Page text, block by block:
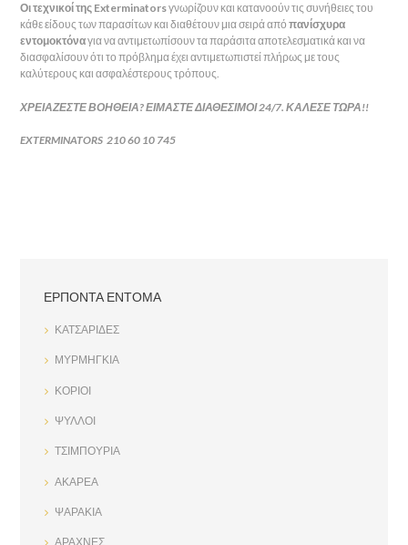
Οι τεχνικοί της Exterminatorsγνωρίζουν και κατανοούν τις συνήθειες του
κάθε είδους των παρασίτων και διαθέτουν μια σειρά απόπανίσχυρα
εντομοκτόναγια να αντιμετωπίσουν τα παράσιτα αποτελεσματικά και να
διασφαλίσουν ότι το πρόβλημα έχει αντιμετωπιστεί πλήρως με τους
καλύτερους και ασφαλέστερους τρόπους.
ΧΡΕΙΑΖΕΣΤΕ ΒΟΗΘΕΙΑ? ΕΙΜΑΣΤΕ ΔΙΑΘΕΣΙΜΟΙ 24/7. ΚΑΛΕΣΕ ΤΩΡΑ!!
EXTERMINATORS 210 60 10 745
ΕΡΠΟΝΤΑ ΕΝΤΟΜΑ
ΚΑΤΣΑΡΙΔΕΣ
ΜΥΡΜΗΓΚΙΑ
ΚΟΡΙΟΙ
ΨΥΛΛΟΙ
ΤΣΙΜΠΟΥΡΙΑ
ΑΚΑΡΕΑ
ΨΑΡΑΚΙΑ
ΑΡΑΧΝΕΣ